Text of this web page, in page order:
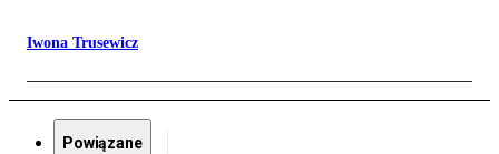
Iwona Trusewicz
Powiązane